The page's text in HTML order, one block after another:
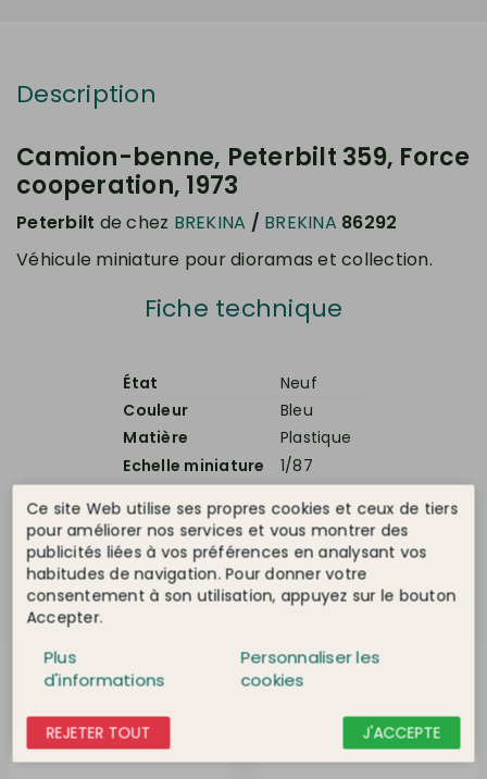
Description
Camion-benne, Peterbilt 359, Force
cooperation, 1973
Peterbilt de chez BREKINA / BREKINA 86292
Véhicule miniature pour dioramas et collection.
Fiche technique
État
Neuf
Couleur
Bleu
Matière
Plastique
Echelle miniature
1/87
Type véhicule
Camion
Année de sortie
1961 à 1980
Dans la même catégorie
Ce site Web utilise ses propres cookies et ceux de tiers
pour améliorer nos services et vous montrer des
publicités liées à vos préférences en analysant vos
habitudes de navigation. Pour donner votre
consentement à son utilisation, appuyez sur le bouton
Accepter.
Plus
d'informations
Personnaliser les
cookies
REJETER TOUT J'ACCEPTE